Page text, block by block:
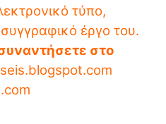
τύπο,
έργο του.
στο